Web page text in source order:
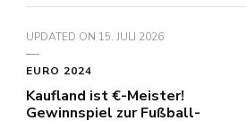
UPDATED ON 15. JULI 2026
EURO 2024
Kaufland ist €-Meister!
Gewinnspiel zur Fußball-